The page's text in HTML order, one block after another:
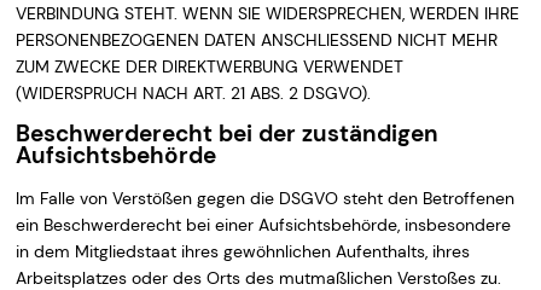
VERBINDUNG STEHT. WENN SIE WIDERSPRECHEN, WERDEN IHRE
PERSONENBEZOGENEN DATEN ANSCHLIESSEND NICHT MEHR
ZUM ZWECKE DER DIREKTWERBUNG VERWENDET
(WIDERSPRUCH NACH ART. 21 ABS. 2 DSGVO).
Beschwerderecht bei der zuständigen
Aufsichtsbehörde
Im Falle von Verstößen gegen die DSGVO steht den Betroffenen
ein Beschwerderecht bei einer Aufsichtsbehörde, insbesondere
in dem Mitgliedstaat ihres gewöhnlichen Aufenthalts, ihres
Arbeitsplatzes oder des Orts des mutmaßlichen Verstoßes zu.